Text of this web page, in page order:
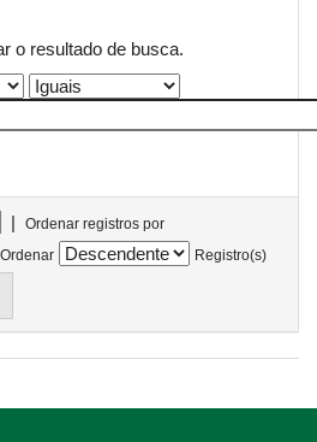
o resultado de busca.
|
Ordenar registros por
Ordenar
Registro(s)